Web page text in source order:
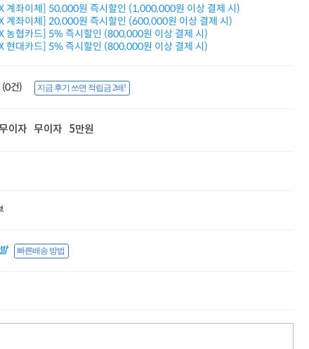
적립금 3% 페이백
시스코 스위칭허브
누적 금액 별
적립금 페이백!
계좌이체] 50,000원 즉시할인 (1,000,000원 이상 결제 시)
계좌이체] 20,000원 즉시할인 (600,000원 이상 결제 시)
농협카드] 5% 즉시할인 (800,000원 이상 결제 시)
현대카드] 5% 즉시할인 (800,000원 이상 결제 시)
(0건) 지금 후기 쓰면 적립금 2배!
이자 무이자 5만원
빠른배송 방법